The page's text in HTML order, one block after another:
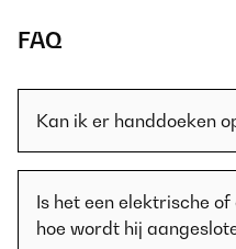
FAQ
Kan ik er handdoeken
Is het een elektrische
hoe wordt hij